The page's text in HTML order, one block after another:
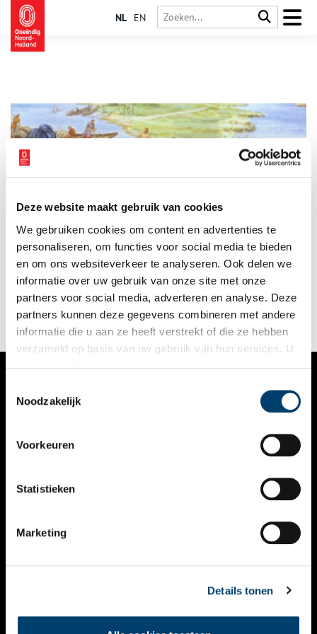
Deze website maakt gebruik van cookies
We gebruiken cookies om content en advertenties te
personaliseren, om functies voor social media te bieden
en om ons websiteverkeer te analyseren. Ook delen we
informatie over uw gebruik van onze site met onze
partners voor social media, adverteren en analyse. Deze
partners kunnen deze gegevens combineren met andere
informatie die u aan ze heeft verstrekt of die ze hebben
verzameld op basis van uw gebruik van hun services. U
Noodzakelijk
Voorkeuren
Statistieken
Marketing
Details tonen
NL EN
De Romeinen zijn nooit noordelijker gekomen dan het fort bij
Velsen, een vooruitgeschoven post van de Limes (grens) ter
hoogte van de rivier de Rijn. Of toch wel? De ontdekking van
een Romeinse wachttoren op het Provily sportpark in
Krommenie wijst op de aanwezigheid van Romeinse soldaten
in de Zaanstreek.
VERHALEN
KALENDER
THEMA’S
VIDEO’S
CONTACT